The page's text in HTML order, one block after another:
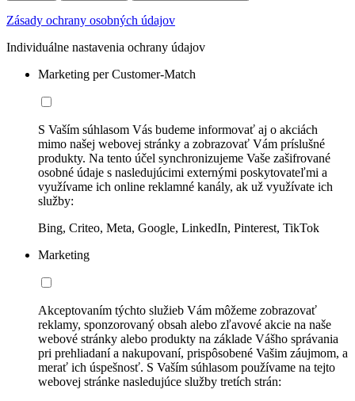
Zásady ochrany osobných údajov
Individuálne nastavenia ochrany údajov
Marketing per Customer-Match
S Vaším súhlasom Vás budeme informovať aj o akciách
mimo našej webovej stránky a zobrazovať Vám príslušné
produkty. Na tento účel synchronizujeme Vaše zašifrované
osobné údaje s nasledujúcimi externými poskytovateľmi a
využívame ich online reklamné kanály, ak už využívate ich
služby:
Bing, Criteo, Meta, Google, LinkedIn, Pinterest, TikTok
Marketing
Akceptovaním týchto služieb Vám môžeme zobrazovať
reklamy, sponzorovaný obsah alebo zľavové akcie na naše
webové stránky alebo produkty na základe Vášho správania
pri prehliadaní a nakupovaní, prispôsobené Vašim záujmom, a
merať ich úspešnosť. S Vaším súhlasom používame na tejto
webovej stránke nasledujúce služby tretích strán: